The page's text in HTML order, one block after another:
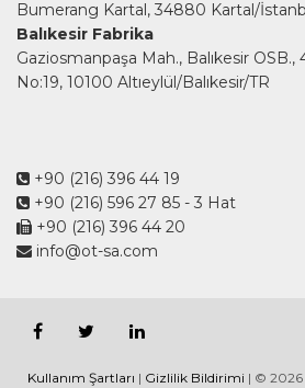
Bumerang Kartal, 34880 Kartal/
Balıkesir Fabrika
Gaziosmanpaşa Mah., Balıkesir OSB.,
No:19, 10100 Altıeylül/Balıkesir/TR
+90 (216) 396 44 19
+90 (216) 596 27 85 - 3 Hat
+90 (216) 396 44 20
info@ot-sa.com
Kullanım Şartları | Gizlilik Bildirimi | ©